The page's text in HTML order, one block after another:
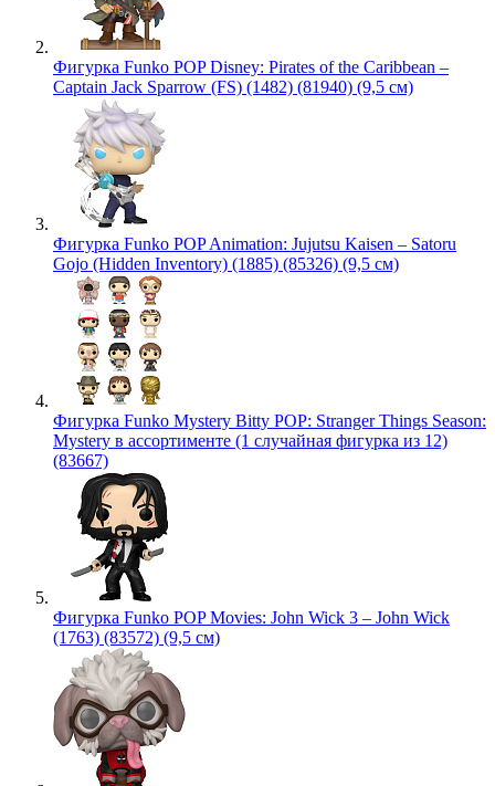
Фигурка Funko POP Disney: Pirates of the Caribbean –
Captain Jack Sparrow (FS) (1482) (81940) (9,5 см)
Фигурка Funko POP Animation: Jujutsu Kaisen – Satoru
Gojo (Hidden Inventory) (1885) (85326) (9,5 см)
Фигурка Funko Mystery Bitty POP: Stranger Things Season:
Mystery в ассортименте (1 случайная фигурка из 12)
(83667)
Фигурка Funko POP Movies: John Wick 3 – John Wick
(1763) (83572) (9,5 см)